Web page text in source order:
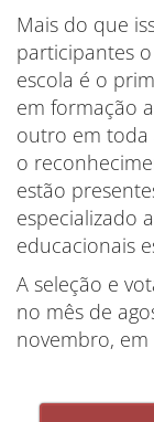
Mais do que
participantes
escola é o
em formação
outro em toda
o
estão
especializado
educacionais
A seleção e
no mês de
novembro,